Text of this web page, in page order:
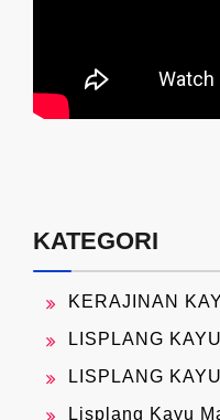
KATEGORI
KERAJINAN
LISPLANG KAYU
LISPLANG
Lisplang Kayu